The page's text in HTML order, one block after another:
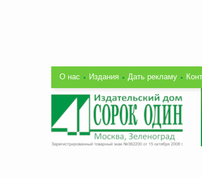
О нас Издания Дать рекламу